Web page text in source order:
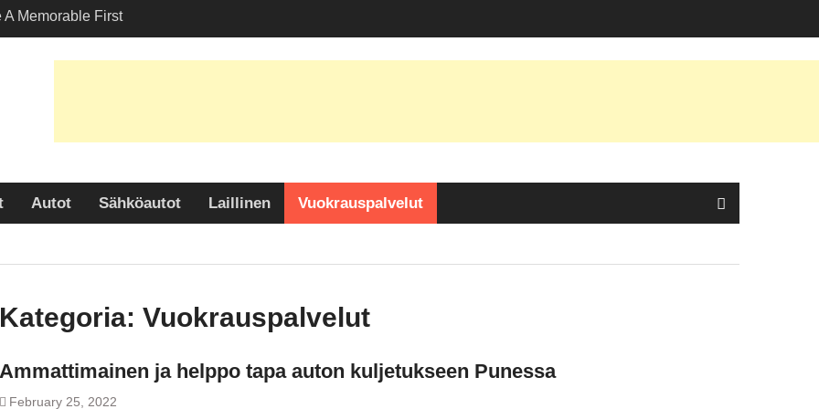
A Memorable First
A Lamborghini
Angelesissa?
paljastaminen: Miksi
suosittu valinta
Autot Sähköautot Laillinen Vuokrauspalvelut
Kategoria: Vuokrauspalvelut
Ammattimainen ja helppo tapa auton kuljetukseen Punessa
February 25, 2022